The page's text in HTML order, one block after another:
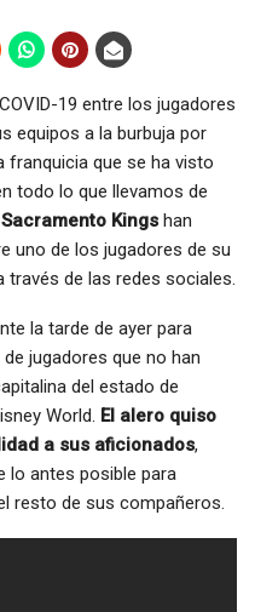
19 entre los jugadores
equipos a la burbuja por
franquicia que se ha visto
todo lo que llevamos de
Sacramento Kings han
uno de los jugadores de su
través de las redes sociales.
la tarde de ayer para
jugadores que no han
del estado de
World. El alero quiso
a sus aficionados,
lo antes posible para
resto de sus compañeros.